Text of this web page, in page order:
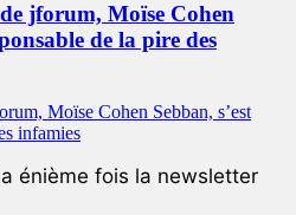
jforum, Moïse Cohen
de la pire des
énième fois la newsletter